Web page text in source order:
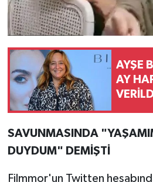
AYŞE
AY
SAVUNMASINDA
DUYDUM" DEMİŞTİ
Filmmor'un Twitten